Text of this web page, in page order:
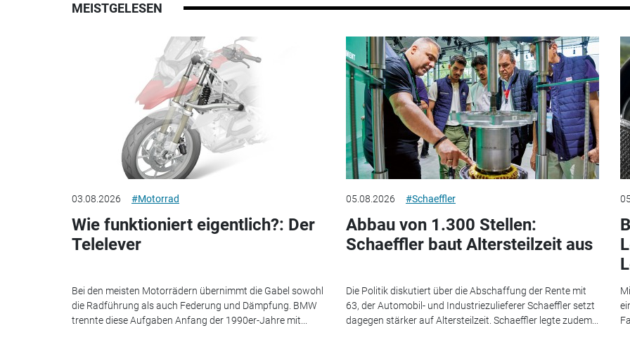
MEISTGELESEN
03.08.2026 #Motorrad
Wie funktioniert eigentlich?: Der
Telelever
Bei den meisten Motorrädern übernimmt die Gabel sowohl
die Radführung als auch Federung und Dämpfung. BMW
trennte diese Aufgaben Anfang der 1990er-Jahre mit...
05.08.2026 #Schaeffler
Abbau von 1.300 Stellen:
Schaeffler baut Altersteilzeit aus
Die Politik diskutiert über die Abschaffung der Rente mit
63, der Automobil- und Industriezulieferer Schaeffler setzt
dagegen stärker auf Altersteilzeit. Schaeffler legte zudem...